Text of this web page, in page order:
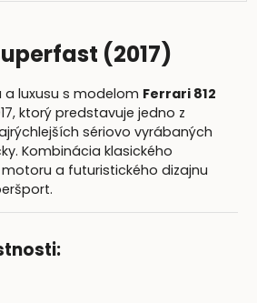
(2017)
a luxusu s modelom Ferrari 812
ktorý predstavuje jedno z
sériovo vyrábaných
Kombinácia klasického
a futuristického dizajnu